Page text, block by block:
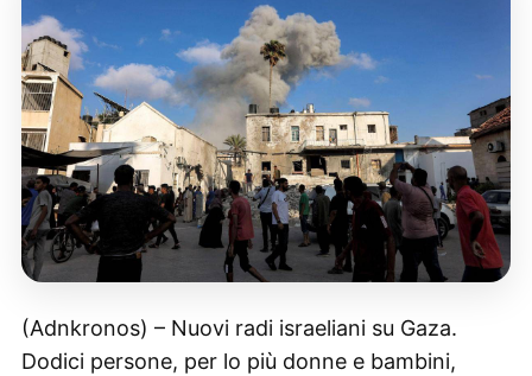
(Adnkronos) – Nuovi radi israeliani su Gaza.
Dodici persone, per lo più donne e bambini,